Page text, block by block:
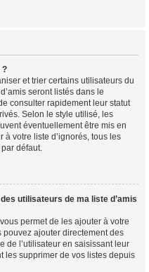
?
et trier certains utilisateurs du
seront listés dans le
consulter rapidement leur statut
Selon le style utilisé, les
éventuellement être mis en
votre liste d’ignorés, tous les
défaut.
utilisateurs de ma liste d’amis
permet de les ajouter à votre
pouvez ajouter directement des
de l’utilisateur en saisissant leur
les supprimer de vos listes depuis